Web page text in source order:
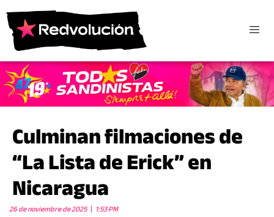
Culminan filmaciones de
“La Lista de Erick” en
Nicaragua
26 de noviembre de 2025 1:53 PM